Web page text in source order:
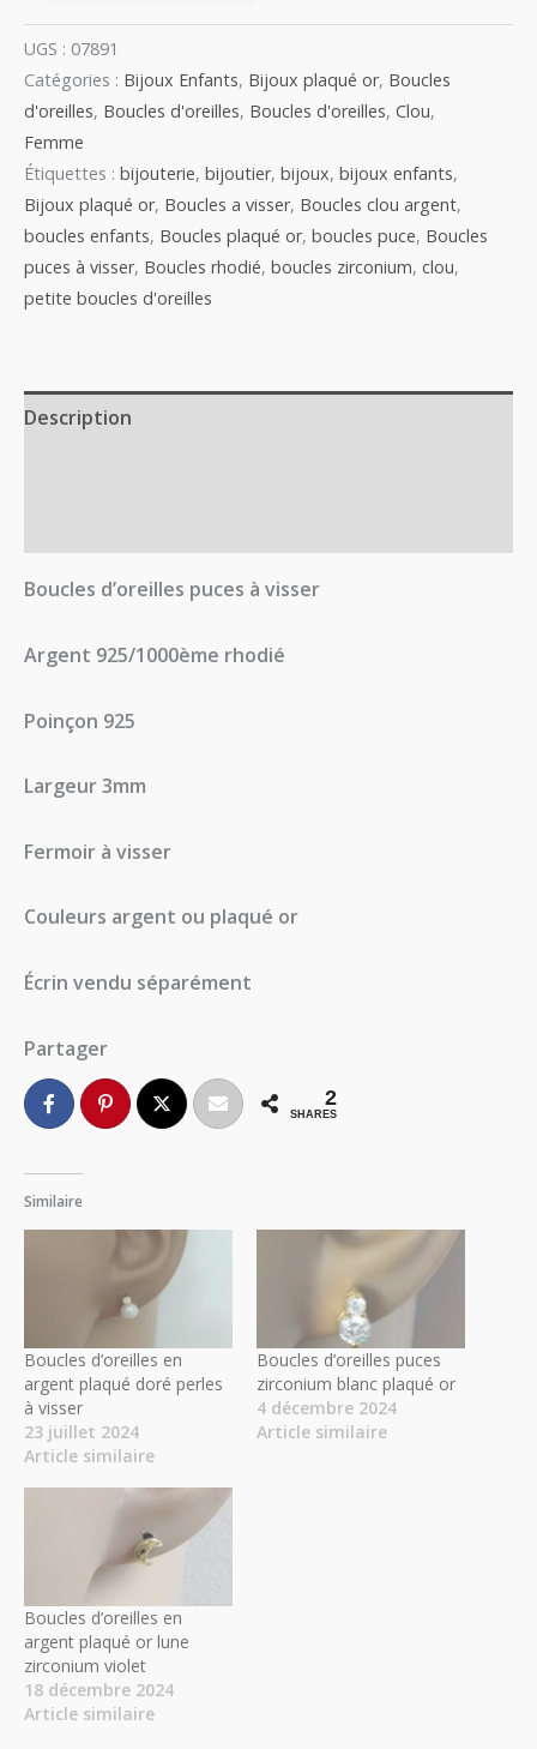
UGS : 07891
Catégories : Bijoux Enfants, Bijoux plaqué or, Boucles
d'oreilles, Boucles d'oreilles, Boucles d'oreilles, Clou,
Femme
Étiquettes : bijouterie, bijoutier, bijoux, bijoux enfants,
Bijoux plaqué or, Boucles a visser, Boucles clou argent,
boucles enfants, Boucles plaqué or, boucles puce, Boucles
puces à visser, Boucles rhodié, boucles zirconium, clou,
petite boucles d'oreilles
Description
Boucles d’oreilles puces à visser
Argent 925/1000ème rhodié
Poinçon 925
Largeur 3mm
Fermoir à visser
Couleurs argent ou plaqué or
Écrin vendu séparément
Partager
2
SHARES
Similaire
Boucles d’oreilles en
argent plaqué doré perles
à visser
23 juillet 2024
Article similaire
Boucles d’oreilles puces
zirconium blanc plaqué or
4 décembre 2024
Article similaire
Boucles d’oreilles en
argent plaqué or lune
zirconium violet
18 décembre 2024
Article similaire